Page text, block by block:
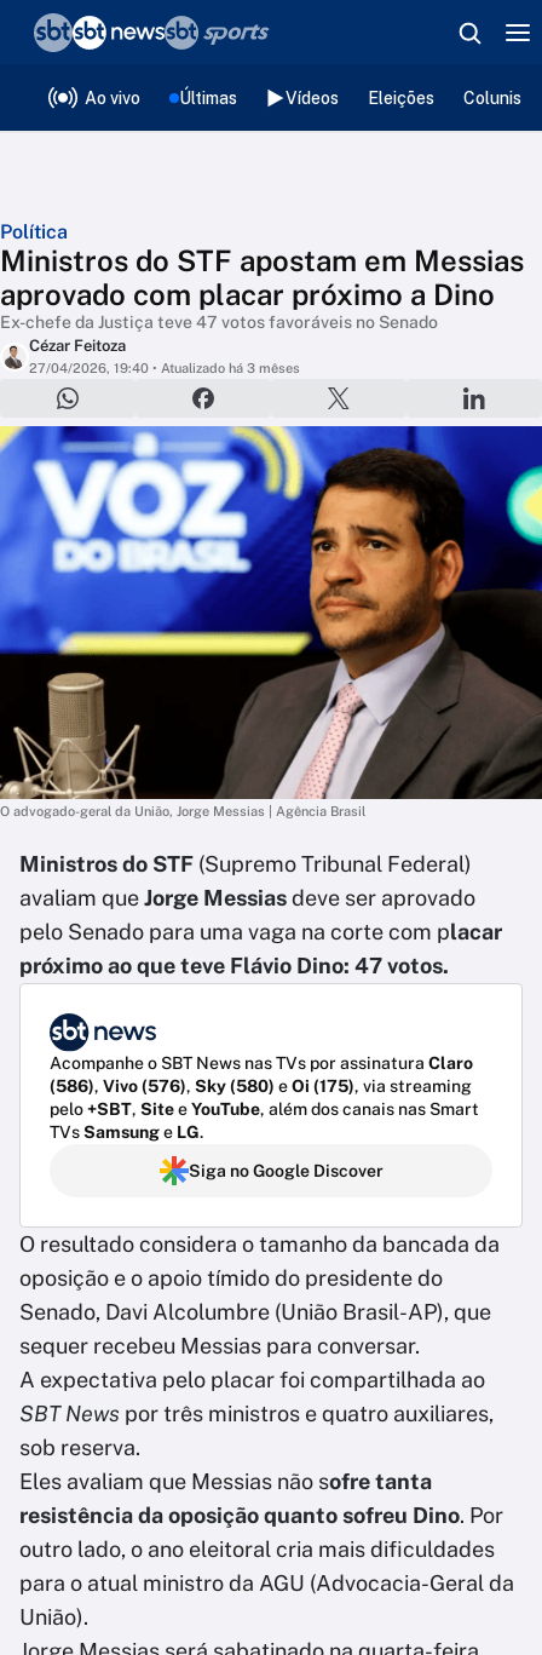
Ao vivo Últimas Vídeos Eleições
Política
Ministros do STF apostam em Messias
aprovado com placar próximo a Dino
Ex-chefe da Justiça teve 47 votos favoráveis no Senado
Cézar Feitoza
27/04/2026, 19:40 • Atualizado há 3 mêses
O advogado-geral da União, Jorge Messias | Agência Brasil
Ministros do STF (Supremo Tribunal Federal)
avaliam queJorge Messiasdeve ser aprovado
pelo Senado para uma vaga na corte com placar
próximo ao que teve Flávio Dino: 47 votos.
Acompanhe o SBT News nas TVs por assinatura Claro
(586), Vivo (576), Sky (580) eOi (175), via streaming
pelo+SBT, SiteeYouTube, além dos canais nas Smart
TVsSamsunge LG.
Siga no Google Discover
O resultado considera o tamanho da bancada da
oposição e o apoio tímido do presidente do
Senado, Davi Alcolumbre (União Brasil-AP), que
sequer recebeu Messias para conversar.
A expectativa pelo placar foi compartilhada ao
SBT News por três ministros e quatro auxiliares,
sob reserva.
Eles avaliam que Messias não sofre tanta
resistência da oposição quanto sofreu Dino. Por
outro lado, o ano eleitoral cria mais dificuldades
para o atual ministro da AGU (Advocacia-Geral da
União).
❮voltar
Editorias